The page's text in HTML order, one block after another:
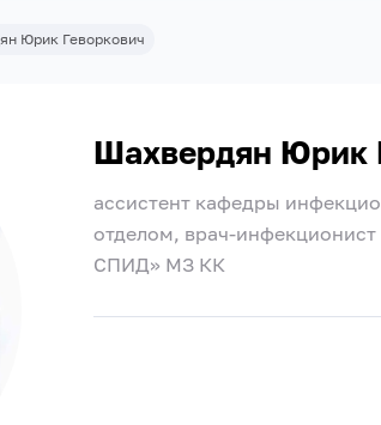
Юрик Геворкович
Шахвердян Юрик
ассистент кафедры
отделом, врач-
СПИД» МЗ КК